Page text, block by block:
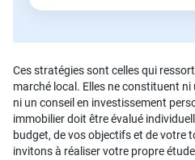
Ces stratégies sont celles qui
marché local. Elles ne constituent
ni un conseil en investissement
immobilier doit être évalué
budget, de vos objectifs et de votre
invitons à réaliser votre propre